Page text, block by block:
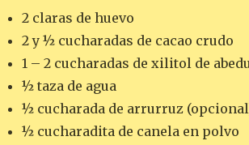
2 claras de huevo
2 y ½ cucharadas de cacao crudo
1 – 2 cucharadas de xilitol de
½ taza de agua
½ cucharada de arrurruz
½ cucharadita de canela en polvo